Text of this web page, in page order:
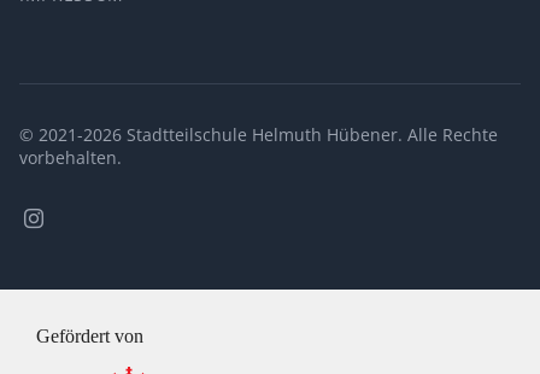
© 2021-2026 Stadtteilschule Helmuth Hübener. Alle Rechte
vorbehalten.
Stadtteilschule
@
Gefördert von